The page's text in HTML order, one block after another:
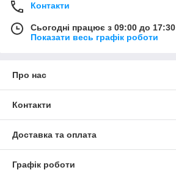
Контакти
Сьогодні працює з 09:00 до 17:30
Показати весь графік роботи
Про нас
Контакти
Доставка та оплата
Графік роботи